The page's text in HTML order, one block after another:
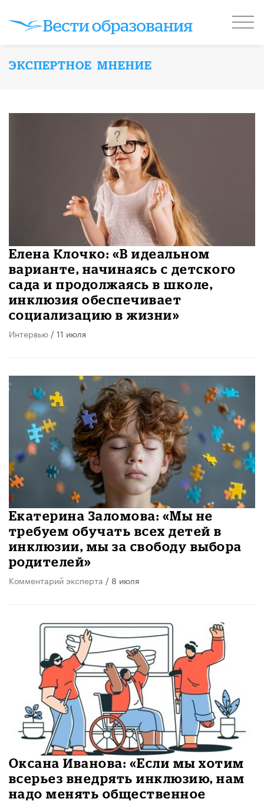
ЭКСПЕРТНОЕ МНЕНИЕ
Елена Клочко: «В идеальном
варианте, начинаясь с детского
сада и продолжаясь в школе,
инклюзия обеспечивает
социализацию в жизни»
Интервью / 11 июля
Екатерина Заломова: «Мы не
требуем обучать всех детей в
инклюзии, мы за свободу выбора
родителей»
Комментарий эксперта / 8 июля
Оксана Иванова: «Если мы хотим
всерьез внедрять инклюзию, нам
надо менять общественное